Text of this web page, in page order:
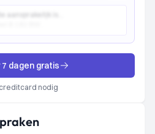
dagen gratis
nodig